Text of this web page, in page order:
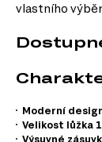
vlastního
Moderní
Velikost lůžka
Výsuvné